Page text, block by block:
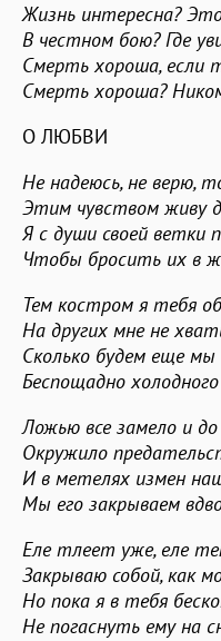
Жизнь интересна?
В честном бою? Где
Смерть хороша, если
Смерть хороша?
О ЛЮБВИ
Не надеюсь, не верю,
Этим чувством живу
Я с души своей ветки
Чтобы бросить их в
Тем костром я тебя
На других мне не
Сколько будем еще
Беспощадно
Ложью все замело и
Окружило
И в метелях измен
Мы его закрываем
Еле тлеет уже, еле
Закрываю собой, как
Но пока я в тебя
Не погаснуть ему на